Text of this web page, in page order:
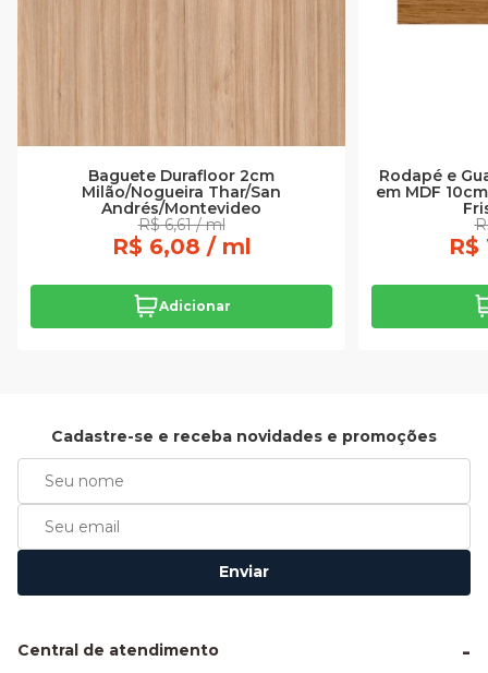
Baguete Durafloor 2cm
Milão/Nogueira Thar/San
Andrés/Montevideo
R$ 6,61 / ml
R$ 6,08 / ml
Adicionar
Rodapé e
em MDF
R$
Cadastre-se e receba novidades e promoções
Enviar
Central de atendimento